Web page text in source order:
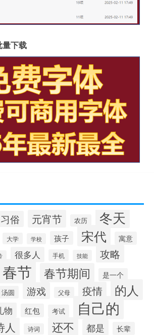
量下载
习俗 元宵节 农历 冬天
大学 学校 孩子 宋代 寓意
很多人 手机 技能 攻略
春节 春节期间 是一个
汤圆 游戏 父母 疫情 的人
物 红包 考试 自己的
人 诗词 还不 都是 长辈